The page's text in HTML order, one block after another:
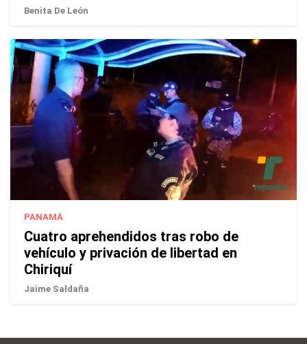
Benita De León
PANAMÁ
Cuatro aprehendidos tras robo de
vehículo y privación de libertad en
Chiriquí
Jaime Saldaña